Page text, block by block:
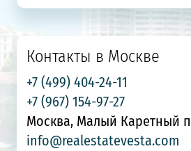
Контакты в Москве
+7 (499) 404-24-11
+7 (967) 154-97-27
Москва, Малый Каретный
info@realestatevesta.com